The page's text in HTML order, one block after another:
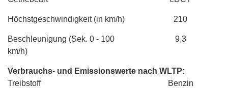
Höchstgeschwindigkeit (in km/h) 210
Beschleunigung (Sek. 0 - 100
km/h)
9,3
Verbrauchs- und Emissionswerte nach WLTP:
Treibstoff
Benzin